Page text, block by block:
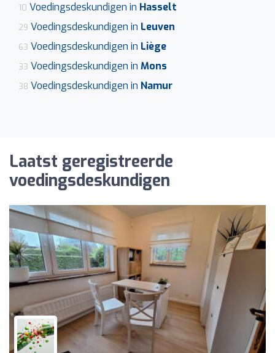
10 Voedingsdeskundigen in Hasselt
29 Voedingsdeskundigen in Leuven
63 Voedingsdeskundigen in Liège
33 Voedingsdeskundigen in Mons
38 Voedingsdeskundigen in Namur
Laatst geregistreerde
voedingsdeskundigen